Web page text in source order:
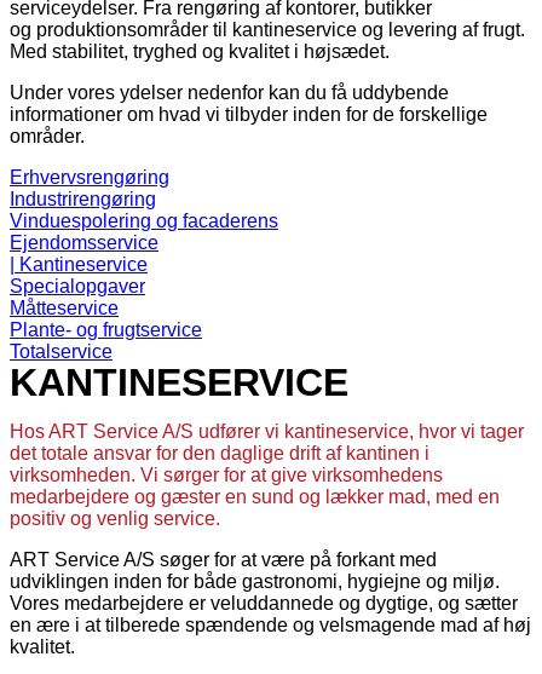
serviceydelser. Fra rengøring af kontorer, butikker
og produktionsområder til kantineservice og levering af frugt.
Med stabilitet, tryghed og kvalitet i højsædet.
Under vores ydelser nedenfor kan du få uddybende
informationer om hvad vi tilbyder inden for de forskellige
områder.
Erhvervsrengøring
Industrirengøring
Vinduespolering og facaderens
Ejendomsservice
| Kantineservice
Specialopgaver
Måtteservice
Plante- og frugtservice
Totalservice
KANTINESERVICE
Hos ART Service A/S udfører vi kantineservice, hvor vi tager
det totale ansvar for den daglige drift af kantinen i
virksomheden. Vi sørger for at give virksomhedens
medarbejdere og gæster en sund og lækker mad, med en
positiv og venlig service.
ART Service A/S søger for at være på forkant med
udviklingen inden for både gastronomi, hygiejne og miljø.
Vores medarbejdere er veluddannede og dygtige, og sætter
en ære i at tilberede spændende og velsmagende mad af høj
kvalitet.